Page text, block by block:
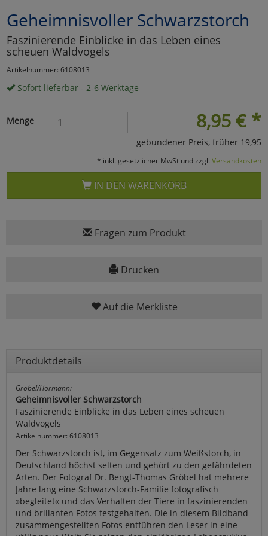
Geheimnisvoller Schwarzstorch
Faszinierende Einblicke in das Leben eines
scheuen Waldvogels
Artikelnummer: 6108013
Sofort lieferbar - 2-6 Werktage
8,95 € *
Menge
gebundener Preis, früher 19,95
* inkl. gesetzlicher MwSt und zzgl. Versandkosten
IN DEN WARENKORB
Fragen zum Produkt
Drucken
Auf die Merkliste
Produktdetails
Gröbel/Hormann:
Geheimnisvoller Schwarzstorch
Faszinierende Einblicke in das Leben eines scheuen
Waldvogels
Artikelnummer: 6108013
Der Schwarzstorch ist, im Gegensatz zum Weißstorch, in
Deutschland höchst selten und gehört zu den gefährdeten
Arten. Der Fotograf Dr. Bengt-Thomas Gröbel hat mehrere
Jahre lang eine Schwarzstorch-Familie fotografisch
»begleitet« und das Verhalten der Tiere in faszinierenden
und brillanten Fotos festgehalten. Die in diesem Bildband
zusammengestellten Fotos entführen den Leser in eine
Marketing
Umfragetools